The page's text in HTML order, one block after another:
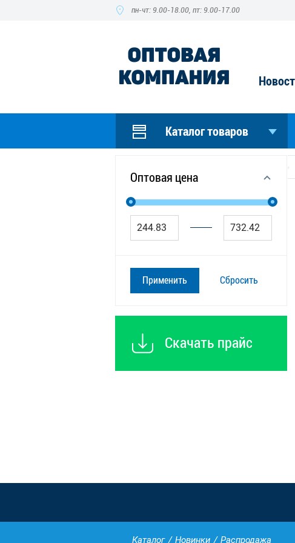
пн-чт: 9.00-18.00, пт: 9.00-17.00
Каталог товаров
Оптовая цена
Сбросить
Скачать прайс
Каталог Новинки Распродажа